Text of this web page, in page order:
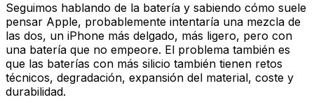
Seguimos hablando de la batería y sabiendo cómo suele
pensar Apple, probablemente intentaría una mezcla de
las dos, un iPhone más delgado, más ligero, pero con
una batería que no empeore. El problema también es
que las baterías con más silicio también tienen retos
técnicos, degradación, expansión del material, coste y
durabilidad.